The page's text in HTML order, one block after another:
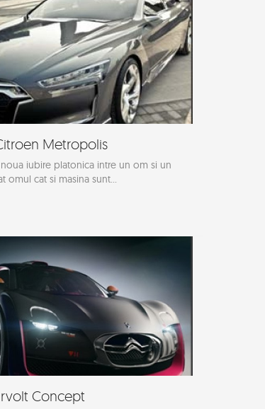
Metropolis
iubire platonica intre un om si un
omul cat si masina sunt...
Concept